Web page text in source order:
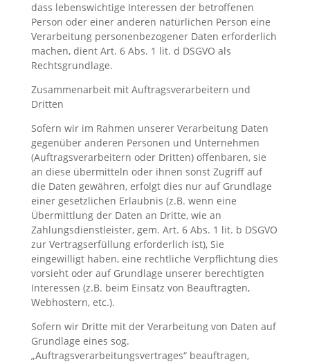
dass lebenswichtige Interessen der betroffenen
Person oder einer anderen natürlichen Person eine
Verarbeitung personenbezogener Daten erforderlich
machen, dient Art. 6 Abs. 1 lit. d DSGVO als
Rechtsgrundlage.
Zusammenarbeit mit Auftragsverarbeitern und
Dritten
Sofern wir im Rahmen unserer Verarbeitung Daten
gegenüber anderen Personen und Unternehmen
(Auftragsverarbeitern oder Dritten) offenbaren, sie
an diese übermitteln oder ihnen sonst Zugriff auf
die Daten gewähren, erfolgt dies nur auf Grundlage
einer gesetzlichen Erlaubnis (z.B. wenn eine
Übermittlung der Daten an Dritte, wie an
Zahlungsdienstleister, gem. Art. 6 Abs. 1 lit. b DSGVO
zur Vertragserfüllung erforderlich ist), Sie
eingewilligt haben, eine rechtliche Verpflichtung dies
vorsieht oder auf Grundlage unserer berechtigten
Interessen (z.B. beim Einsatz von Beauftragten,
Webhostern, etc.).
Sofern wir Dritte mit der Verarbeitung von Daten auf
Grundlage eines sog.
„Auftragsverarbeitungsvertrages“ beauftragen,